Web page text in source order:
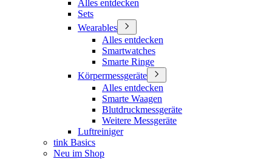
Alles entdecken
Sets
Wearables
Alles entdecken
Smartwatches
Smarte Ringe
Körpermessgeräte
Alles entdecken
Smarte Waagen
Blutdruckmessgeräte
Weitere Messgeräte
Luftreiniger
tink Basics
Neu im Shop